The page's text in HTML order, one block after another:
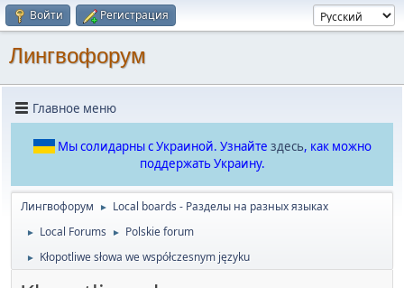
Войти Регистрация
Лингвофорум
Главное меню
Мы солидарны с Украиной. Узнайте здесь, как можно
поддержать Украину.
Лингвофорум ► Local boards - Разделы на разных языках
► Local Forums ► Polskie forum
► Kłopotliwe słowa we współczesnym języku